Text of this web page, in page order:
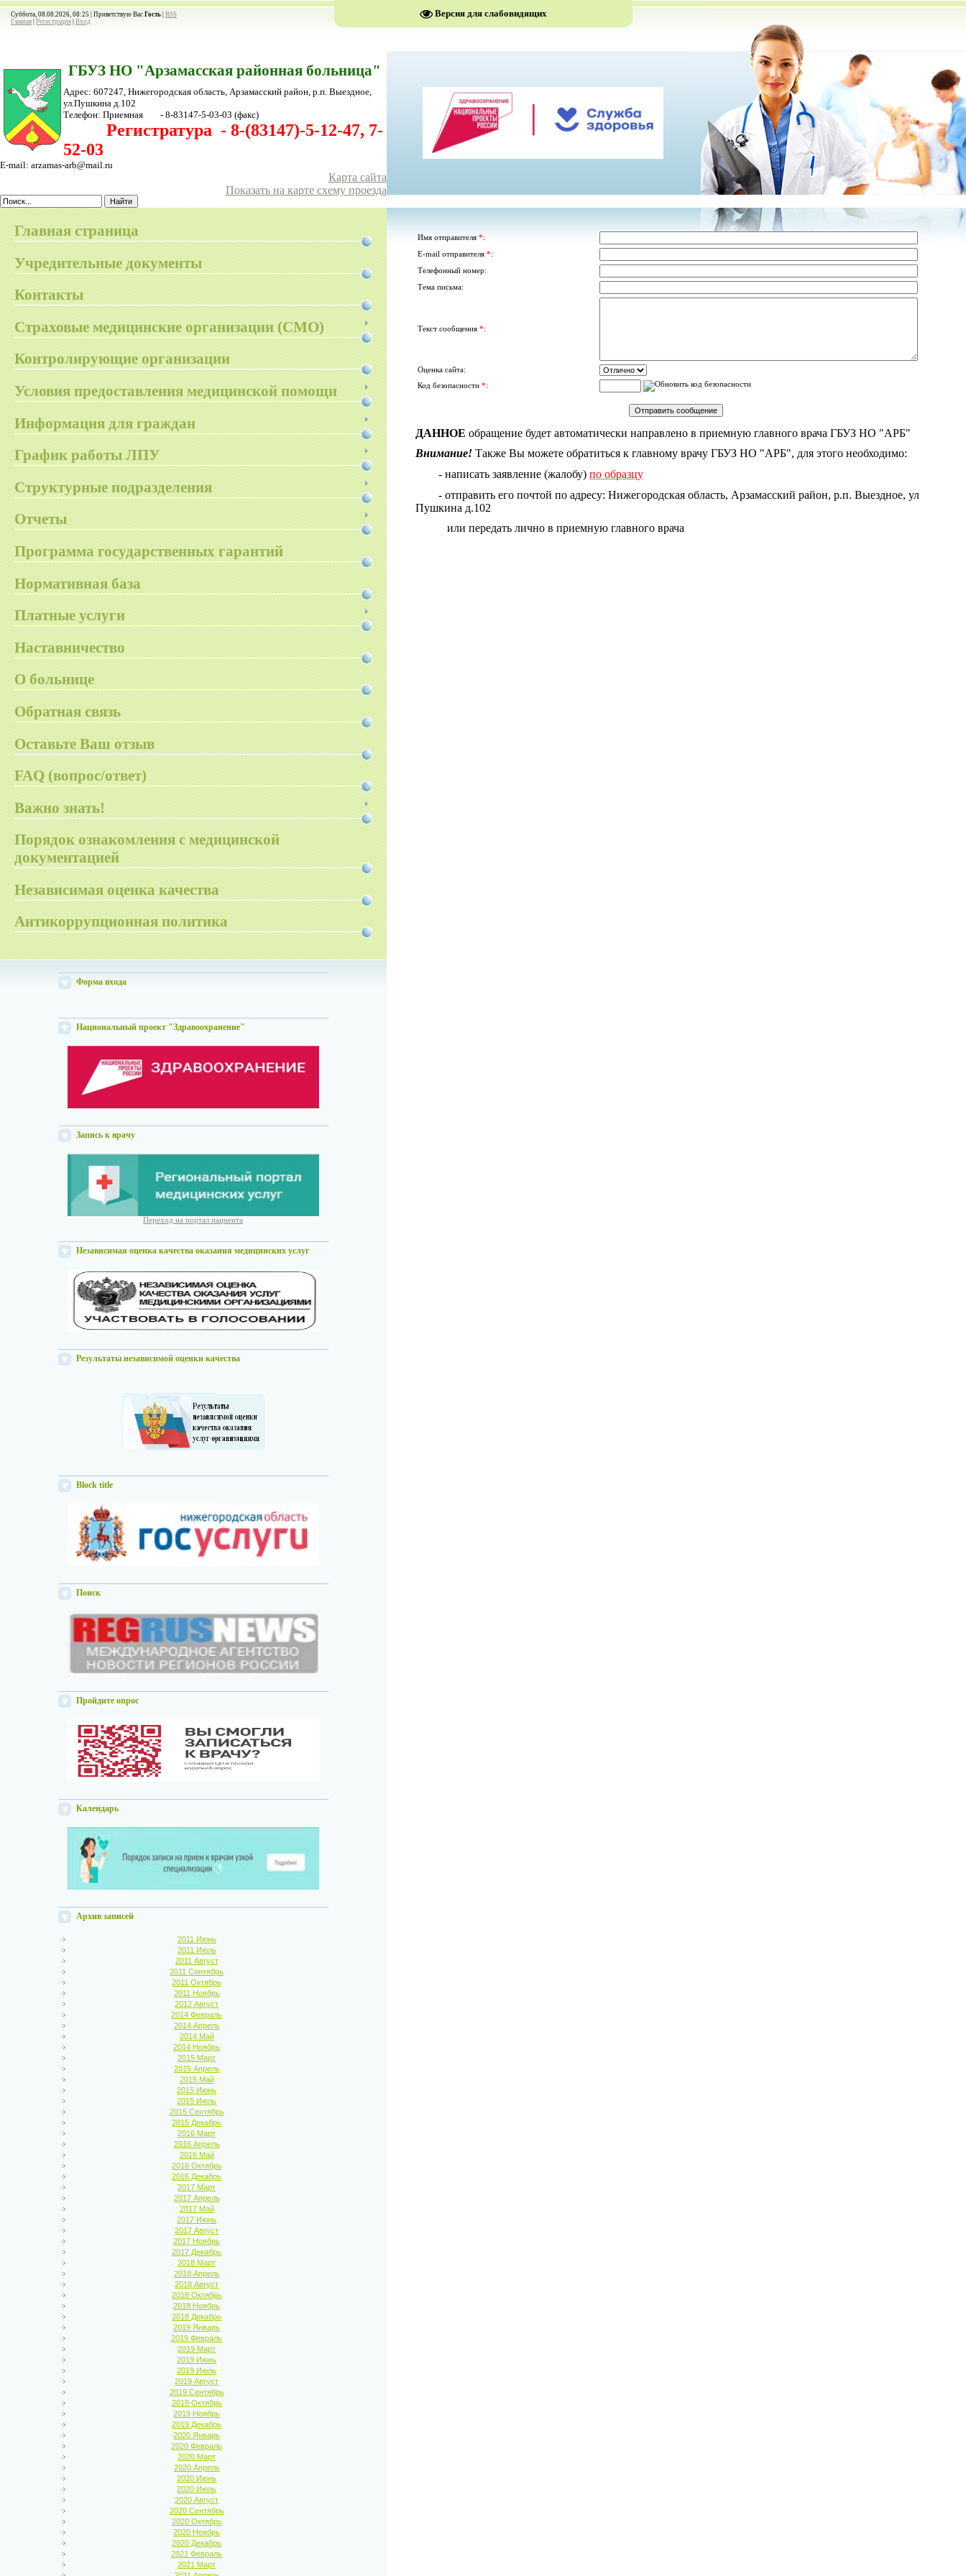
Версия для слабовидящих
Суббота, 08.08.2026, 08:25 | Приветствую Вас Гость RSS
Главная Регистрация Вход
ГБУЗ НО "Арзамасская районная больница"
Адрес: 607247, Нижегородская область, Арзамасский район, р.п. Выездное,
ул.Пушкина д.102
Телефон: Приемная - 8-83147-5-03-03 (факс)
Регистратура - 8-(83147)-5-12-47, 7-
52-03
E-mail: arzamas-arb@mail.ru
Карта сайта
Показать на карте схему проезда
Главная страница
Учредительные документы
Контакты
Страховые медицинские организации (СМО)
Контролирующие организации
Условия предоставления медицинской помощи
Информация для граждан
График работы ЛПУ
Структурные подразделения
Отчеты
Программа государственных гарантий
Нормативная база
Платные услуги
Наставничество
О больнице
Обратная связь
Оставьте Ваш отзыв
FAQ (вопрос/ответ)
Важно знать!
Порядок ознакомления с медицинской
документацией
Независимая оценка качества
Антикоррупционная политика
Форма входа
Национальный проект "Здравоохранение"
Запись к врачу
Переход на портал пациента
Независимая оценка качества оказания медицинских услуг
Результаты независимой оценки качества
Block title
Поиск
Пройдите опрос
Календарь
Архив записей
2011 Июнь
2011 Июль
2011 Август
2011 Сентябрь
2011 Октябрь
2011 Ноябрь
2012 Август
2014 Февраль
2014 Апрель
2014 Май
2014 Ноябрь
2015 Март
2015 Апрель
2015 Май
2015 Июнь
2015 Июль
2015 Сентябрь
2015 Декабрь
2016 Март
2016 Апрель
2016 Май
2016 Октябрь
2016 Декабрь
2017 Март
2017 Апрель
2017 Май
2017 Июнь
2017 Август
2017 Ноябрь
2017 Декабрь
2018 Март
2018 Апрель
2018 Август
2018 Октябрь
2018 Ноябрь
2018 Декабрь
2019 Январь
2019 Февраль
2019 Март
2019 Июнь
2019 Июль
2019 Август
2019 Сентябрь
2019 Октябрь
2019 Ноябрь
2019 Декабрь
2020 Январь
2020 Февраль
2020 Март
2020 Апрель
2020 Июнь
2020 Июль
2020 Август
2020 Сентябрь
2020 Октябрь
2020 Ноябрь
2020 Декабрь
2021 Февраль
2021 Март
Имя отправителя *:
E-mail отправителя *:
Телефонный номер:
Тема письма:
Текст сообщения *:
Оценка сайта:
Код безопасности *:
ДАННОЕ обращение будет автоматически направлено в приемную главного врача ГБУЗ НО "АРБ"
Внимание!Также Вы можете обратиться к главному врачу ГБУЗ НО "АРБ", для этого необходимо:
- написать заявление (жалобу) по образцу
- отправить его почтой по адресу: Нижегородская область, Арзамасский район, р.п. Выездное, ул
Пушкина д.102
или передать лично в приемную главного врача